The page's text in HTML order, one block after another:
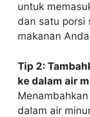
untuk
dan satu porsi
makanan
Tip 2:
ke dalam air
dalam air